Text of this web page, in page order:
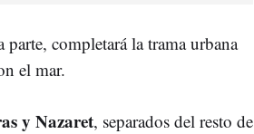
completará la trama urbana
el mar.
y Nazaret, separados del resto de